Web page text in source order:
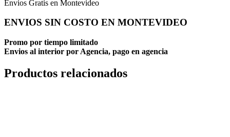
Envios Gratis en Montevideo
ENVIOS SIN COSTO EN MONTEVIDEO
Promo por tiempo limitado
Envios al interior por Agencia, pago en agencia
Productos relacionados